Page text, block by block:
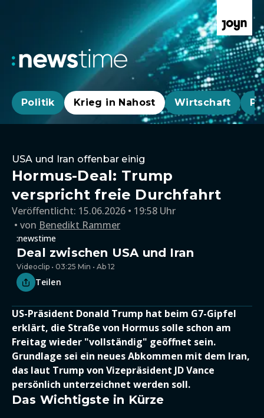
Politik Krieg in Nahost Wirtschaft
USA und Iran offenbar einig
Hormus-Deal: Trump
verspricht freie Durchfahrt
Veröffentlicht: 15.06.2026 • 19:58 Uhr
von Benedikt Rammer
:newstime
Deal zwischen USA und Iran
Videoclip • 03:25 Min • Ab 12
Teilen
US-Präsident Donald Trump hat beim G7-Gipfel
erklärt, die Straße von Hormus solle schon am
Freitag wieder "vollständig" geöffnet sein.
Grundlage sei ein neues Abkommen mit dem Iran,
das laut Trump von Vizepräsident JD Vance
persönlich unterzeichnet werden soll.
Das Wichtigste in Kürze